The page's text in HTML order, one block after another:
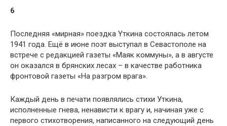
6
Последняя «мирная» поездка Yткина состоялась летом
1941 годa. Ещё в июне поэт выступал в Севастополе на
встрече с редакцией газеты «Маяк коммуны», а в августе
он оказался в брянских лесах – в качестве работника
фронтовой газеты «На разгром врага».
Каждый день в печати появлялись стихи Уткина,
исполненные гнева, ненависти к врагу и, начиная уже с
первого стихотворения, написанного на следующий день